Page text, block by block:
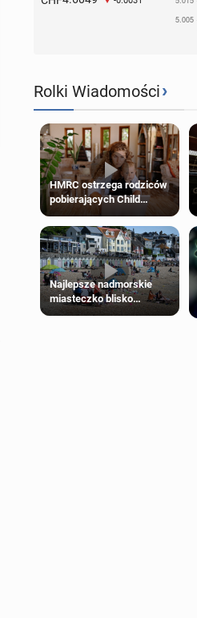
Rolki Wiadomości›
HMRC ostrzega rodziców
pobierających Child
Benefit. Mogą być
zobowiązani do zwrotu
zasiłku
Najlepsze nadmorskie
miasteczko blisko